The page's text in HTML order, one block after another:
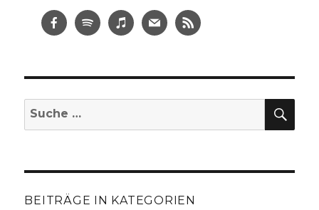
Suche
nach:
BEITRÄGE IN KATEGORIEN